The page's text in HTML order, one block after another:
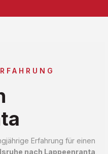
Erfahrung für einen
nach Lappeenranta